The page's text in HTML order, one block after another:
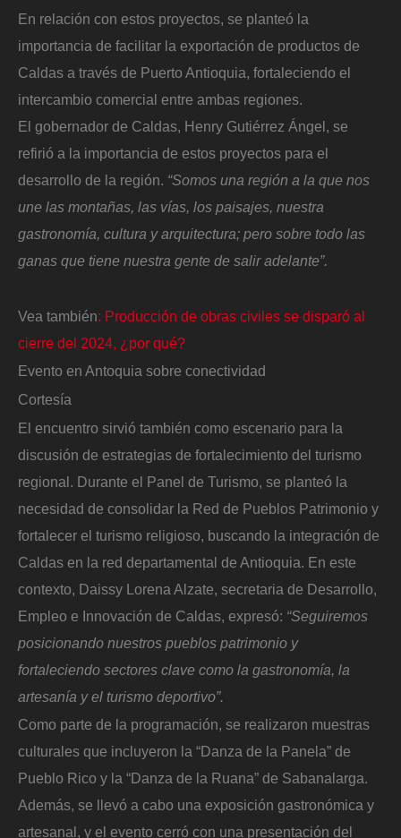
En relación con estos proyectos, se planteó la
importancia de facilitar la exportación de productos de
Caldas a través de Puerto Antioquia, fortaleciendo el
intercambio comercial entre ambas regiones.
El gobernador de Caldas, Henry Gutiérrez Ángel, se
refirió a la importancia de estos proyectos para el
desarrollo de la región. “Somos una región a la que nos
une las montañas, las vías, los paisajes, nuestra
gastronomía, cultura y arquitectura; pero sobre todo las
ganas que tiene nuestra gente de salir adelante”.
Vea también: Producción de obras civiles se disparó al
cierre del 2024, ¿por qué?
Evento en Antoquia sobre conectividad
Cortesía
El encuentro sirvió también como escenario para la
discusión de estrategias de fortalecimiento del turismo
regional. Durante el Panel de Turismo, se planteó la
necesidad de consolidar la Red de Pueblos Patrimonio y
fortalecer el turismo religioso, buscando la integración de
Caldas en la red departamental de Antioquia. En este
contexto, Daissy Lorena Alzate, secretaria de Desarrollo,
Empleo e Innovación de Caldas, expresó: “Seguiremos
posicionando nuestros pueblos patrimonio y
fortaleciendo sectores clave como la gastronomía, la
artesanía y el turismo deportivo”.
Como parte de la programación, se realizaron muestras
culturales que incluyeron la “Danza de la Panela” de
Pueblo Rico y la “Danza de la Ruana” de Sabanalarga.
Además, se llevó a cabo una exposición gastronómica y
artesanal, y el evento cerró con una presentación del